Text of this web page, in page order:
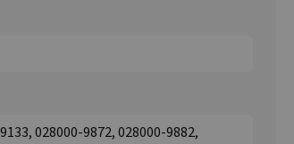
028000-9872, 028000-9882,